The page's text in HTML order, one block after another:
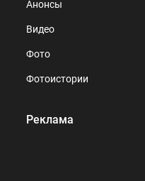
Анонсы
Видео
Фото
Фотоистории
Реклама